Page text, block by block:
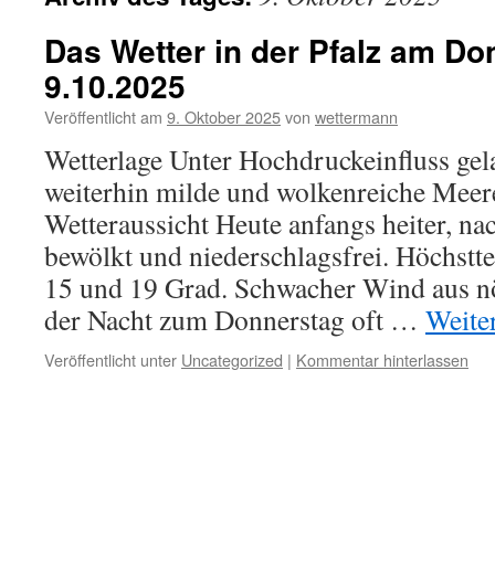
Das Wetter in der Pfalz am
9.10.2025
Veröffentlicht am 9. Oktober 2025von wettermann
Wetterlage Unter Hochdruckeinfluss
weiterhin milde und wolkenreiche
Wetteraussicht Heute anfangs heiter,
bewölkt und niederschlagsfrei.
15 und 19 Grad. Schwacher Wind aus
der Nacht zum Donnerstag oft …
Veröffentlicht unter Uncategorized | Kommentar hinterlassen